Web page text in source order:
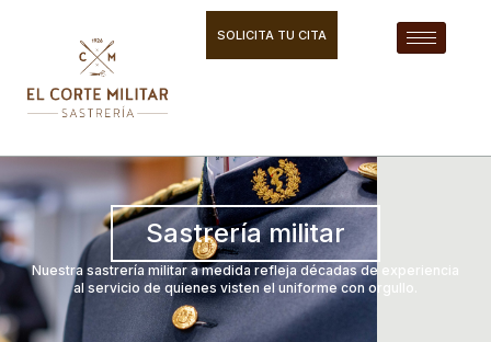
contenido
SOLICITA TU CITA
Sastrería militar
Nuestra sastrería militar a medida refleja décadas de experiencia
al servicio de quienes visten el uniforme con orgullo.